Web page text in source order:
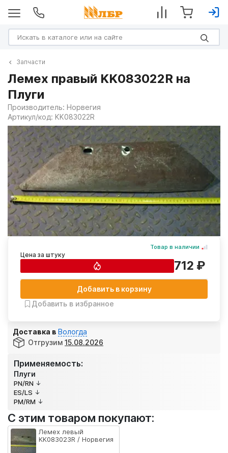
Запчасти
Лемех правый KK083022R на
Плуги
Производитель: Норвегия
Артикул/код: KK083022R
Применяемость:
Плуги
PN/RN
ES/LS
PM/RM
Товар в наличии
Цена за штуку
712 ₽
Добавить в корзину
Добавить в избранное
Доставка в Вологда
Отгрузим 15.08.2026
С этим товаром покупают:
Лемех левый
KK083023R / Норвегия